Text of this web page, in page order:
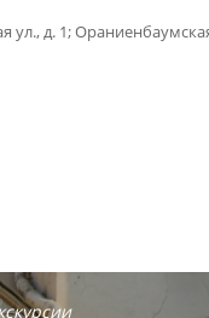
ул., д. 1;